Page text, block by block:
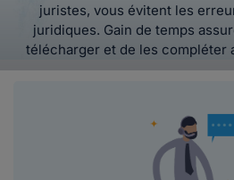
juristes, vous évitent les
juridiques. Gain de temps
télécharger et de les compléter